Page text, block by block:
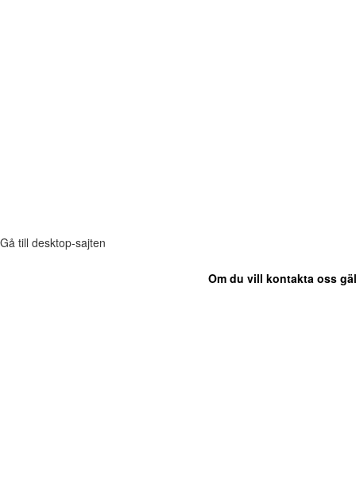
Gå till desktop-sajten
Om du vill kontakta oss